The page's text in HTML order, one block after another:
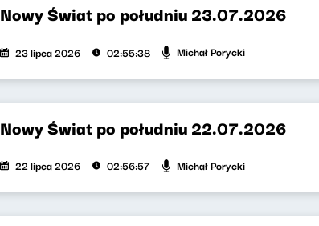
Nowy Świat po południu 23.07.2026
23 lipca 2026 02:55:38 Michał Porycki
Nowy Świat po południu 22.07.2026
22 lipca 2026 02:56:57 Michał Porycki